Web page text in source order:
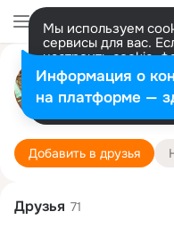
Мы используем
сервисы для вас.
настроить cookie-
представитель.
Разрешить все
Cергей
Москва
Добавить в друзья
Друзья 71
Информация о
на платформе —